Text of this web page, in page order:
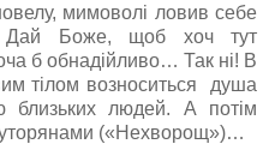
мимоволі ловив себе
Дай Боже, щоб хоч тут
б обнадійливо… Так ні! В
тілом возноситься душа
близьких людей. А потім
(«Нехворощ»)…